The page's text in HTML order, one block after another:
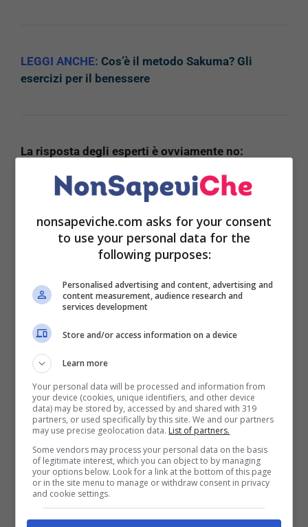
LEGGI ANCHE: Cos’è il metodo Sakuma? Gli
esercizi per il benessere
La risposta degli esperti è ovviamente no:
possibile. Ciò che può aiutare, tuttavia, è il tempo e
la costanza degli allenamenti che produrrano
effetti in tutto il corpo.
L’allenamento giusto è la
risposta
zona del corpo non è possibile, un allenamento
specifico vi ci può far avvicinare di molto
parlando, in questo caso, di un allenamento di
tipo metabolico caratterizzato dalla produzione e
dall’accumulo dell’acido lattico.
LEGGI ANCHE:Pesi per l’allenamento fai da te:
come realizzarli
nonsapeviche.com asks for your consent
to use your personal data for the
following purposes:
Personalised advertising and content, advertising and
content measurement, audience research and
services development
Store and/or access information on a device
Learn more
Your personal data will be processed and information from
your device (cookies, unique identifiers, and other device
data) may be stored by, accessed by and shared with 319
partners, or used specifically by this site. We and our partners
may use precise geolocation data. List of partners.
Some vendors may process your personal data on the basis
of legitimate interest, which you can object to by managing
your options below. Look for a link at the bottom of this page
or in the site menu to manage or withdraw consent in privacy
and cookie settings.